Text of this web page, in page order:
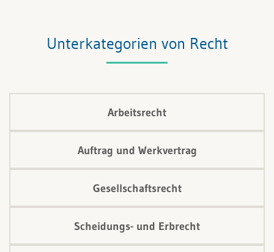
Unterkategorien von Recht
Arbeitsrecht
Auftrag und Werkvertrag
Gesellschaftsrecht
Scheidungs- und Erbrecht